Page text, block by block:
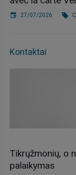
27/07/2026
Kontaktai
Tikrųžmonių, o
palaikymas